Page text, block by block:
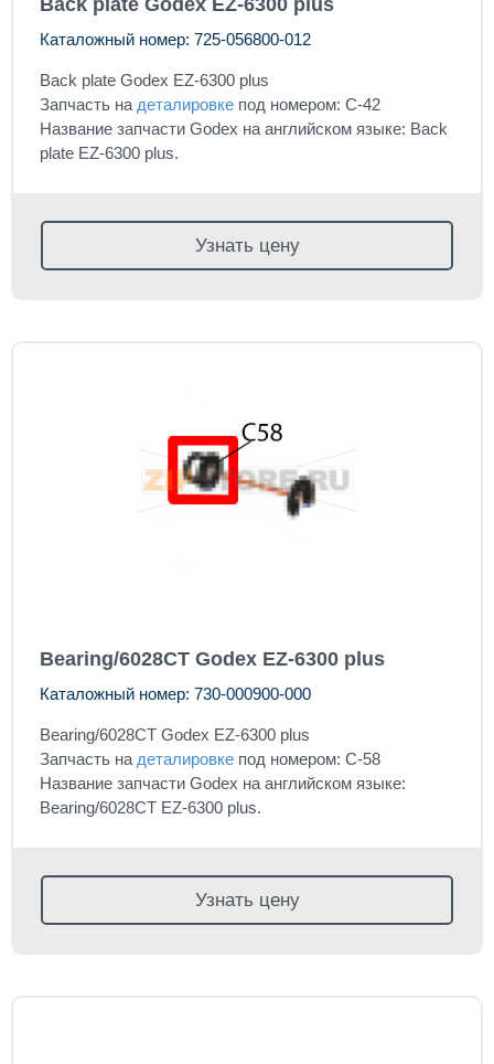
Back plate Godex EZ-6300 plus
Каталожный номер: 725-056800-012
Back plate Godex EZ-6300 plus
Запчасть на деталировке под номером: C-42
Название запчасти Godex на английском языке: Back
plate EZ-6300 plus.
Узнать цену
Bearing/6028CT Godex EZ-6300 plus
Каталожный номер: 730-000900-000
Bearing/6028CT Godex EZ-6300 plus
Запчасть на деталировке под номером: C-58
Название запчасти Godex на английском языке:
Bearing/6028CT EZ-6300 plus.
Узнать цену